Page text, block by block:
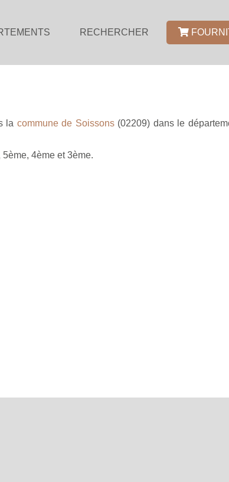
RECHERCHER
la commune de Soissons(02209) dans le
4ème et 3ème.